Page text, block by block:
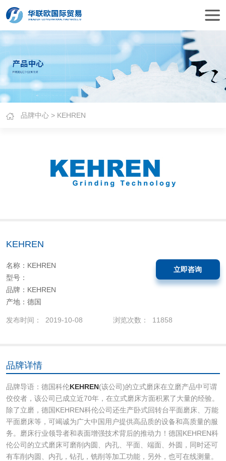
品牌中心 > KEHREN
KEHREN
名称：KEHREN
型号：
品牌：KEHREN
产地：德国
立即咨询
发布时间： 2019-10-08 浏览次数： 11858
品牌详情
品牌导语：德国科伦KEHREN(该公司)的立式磨床在立磨产品中可谓
佼佼者，该公司已成立近70年，在立式磨床方面积累了大量的经验。
除了立磨，德国KEHREN科伦公司还生产卧式回转台平面磨床、万能
平面磨床等，可竭诚为广大中国用户提供高品质的设备和高质量的服
务。磨床行业领导者和表面增强技术背后的推动力！德国KEHREN科
伦公司的立式磨床可磨削内圆、内孔、平面、端面、外圆，同时还可
有车削内圆、内孔，钻孔，铣削等加工功能，另外，也可在线测量。